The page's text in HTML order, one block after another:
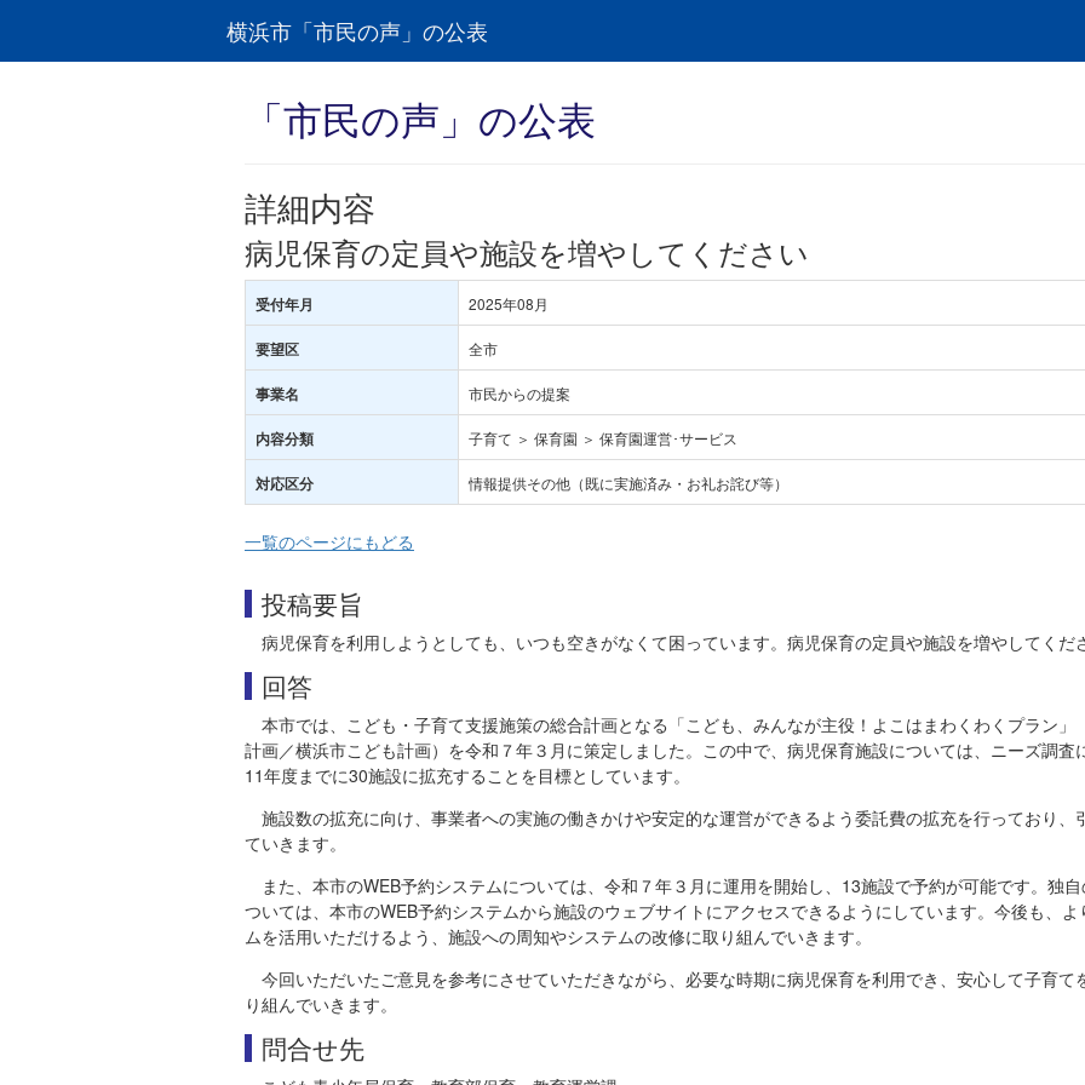
横浜市「市民の声」の公表
「市民の声」の公表
詳細内容
病児保育の定員や施設を増やしてください
受付年月 2025年08月
要望区 全市
事業名 市民からの提案
内容分類 子育て ＞ 保育園 ＞ 保育園運営･サービス
対応区分 情報提供その他（既に実施済み・お礼お詫び等）
一覧のページにもどる
投稿要旨
病児保育を利用しようとしても、いつも空きがなくて困っています。病児保育の定員や施設を増やしてくだ
回答
本市では、こども・子育て支援施策の総合計画となる「こども、みんなが主役！よこはまわくわくプラン
計画／横浜市こども計画）を令和７年３月に策定しました。この中で、病児保育施設については、ニーズ調
11年度までに30施設に拡充することを目標としています。
施設数の拡充に向け、事業者への実施の働きかけや安定的な運営ができるよう委託費の拡充を行っており
ていきます。
また、本市のWEB予約システムについては、令和７年３月に運用を開始し、13施設で予約が可能です。独
ついては、本市のWEB予約システムから施設のウェブサイトにアクセスできるようにしています。今後も、
ムを活用いただけるよう、施設への周知やシステムの改修に取り組んでいきます。
今回いただいたご意見を参考にさせていただきながら、必要な時期に病児保育を利用でき、安心して子育て
り組んでいきます。
問合せ先